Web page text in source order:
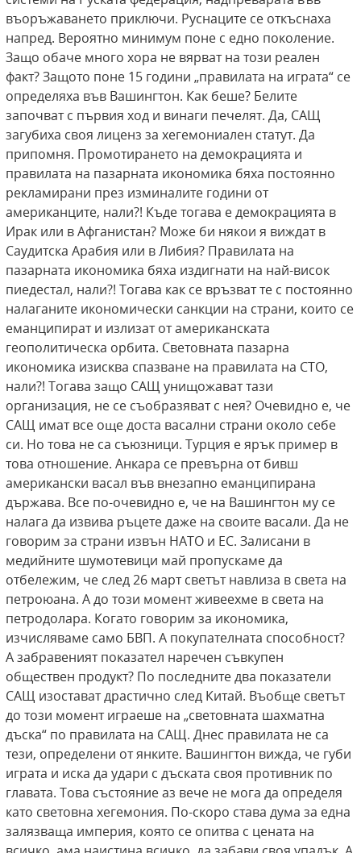
въоръжаването приключи. Руснаците се откъснаха
напред. Вероятно минимум поне с едно поколение.
Защо обаче много хора не вярват на този реален
факт? Защото поне 15 години „правилата на играта“ се
определяха във Вашингтон. Как беше? Белите
започват с първия ход и винаги печелят. Да, САЩ
загубиха своя лиценз за хегемониален статут. Да
припомня. Промотирането на демокрацията и
правилата на пазарната икономика бяха постоянно
рекламирани през изминалите години от
американците, нали?! Къде тогава е демокрацията в
Ирак или в Афганистан? Може би някои я виждат в
Саудитска Арабия или в Либия? Правилата на
пазарната икономика бяха издигнати на най-висок
пиедестал, нали?! Тогава как се връзват те с постоянно
налаганите икономически санкции на страни, които се
еманципират и излизат от американската
геополитическа орбита. Световната пазарна
икономика изисква спазване на правилата на СТО,
нали?! Тогава защо САЩ унищожават тази
организация, не се съобразяват с нея? Очевидно е, че
САЩ имат все още доста васални страни около себе
си. Но това не са съюзници. Турция е ярък пример в
това отношение. Анкара се превърна от бивш
американски васал във внезапно еманципирана
държава. Все по-очевидно е, че на Вашингтон му се
налага да извива ръцете даже на своите васали. Да не
говорим за страни извън НАТО и ЕС. Залисани в
медийните шумотевици май пропускаме да
отбележим, че след 26 март светът навлиза в света на
петроюана. А до този момент живеехме в света на
петродолара. Когато говорим за икономика,
изчисляваме само БВП. А покупателната способност?
А забравеният показател наречен съвкупен
обществен продукт? По последните два показатели
САЩ изостават драстично след Китай. Въобще светът
до този момент играеше на „световната шахматна
дъска“ по правилата на САЩ. Днес правилата не са
тези, определени от янките. Вашингтон вижда, че губи
играта и иска да удари с дъската своя противник по
главата. Това състояние аз вече не мога да определя
като световна хегемония. По-скоро става дума за една
залязваща империя, която се опитва с цената на